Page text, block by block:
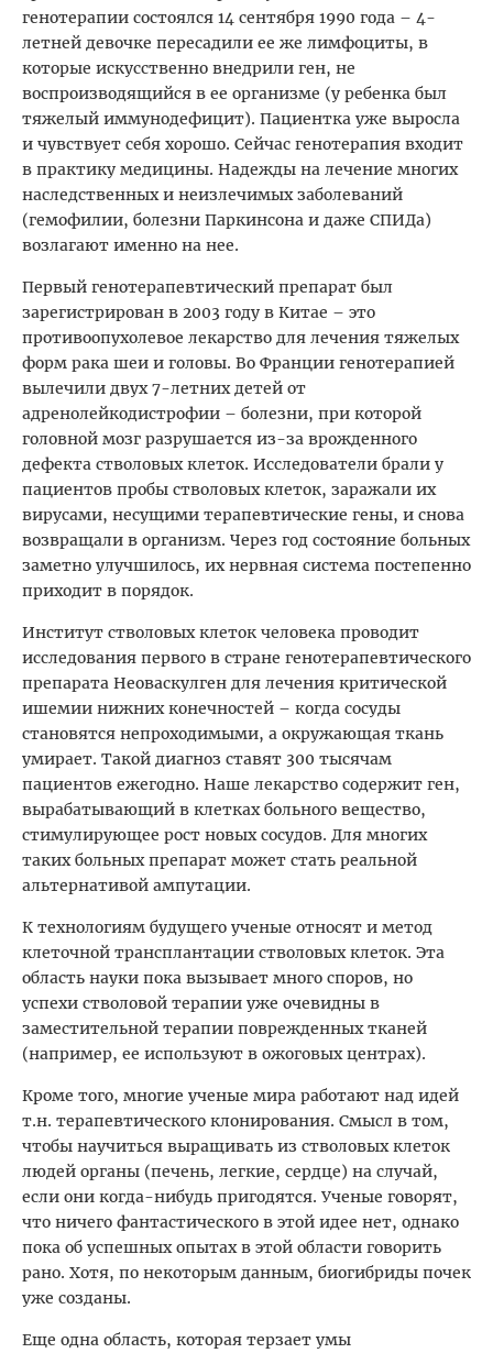
генотерапии состоялся 14 сентября 1990 года – 4-
летней девочке пересадили ее же лимфоциты, в
которые искусственно внедрили ген, не
воспроизводящийся в ее организме (у ребенка был
тяжелый иммунодефицит). Пациентка уже выросла
и чувствует себя хорошо. Сейчас генотерапия входит
в практику медицины. Надежды на лечение многих
наследственных и неизлечимых заболеваний
(гемофилии, болезни Паркинсона и даже СПИДа)
возлагают именно на нее.
Первый генотерапевтический препарат был
зарегистрирован в 2003 году в Китае – это
противоопухолевое лекарство для лечения тяжелых
форм рака шеи и головы. Во Франции генотерапией
вылечили двух 7-летних детей от
адренолейкодистрофии – болезни, при которой
головной мозг разрушается из-за врожденного
дефекта стволовых клеток. Исследователи брали у
пациентов пробы стволовых клеток, заражали их
вирусами, несущими терапевтические гены, и снова
возвращали в организм. Через год состояние больных
заметно улучшилось, их нервная система постепенно
приходит в порядок.
Институт стволовых клеток человека проводит
исследования первого в стране генотерапевтического
препарата Неоваскулген для лечения критической
ишемии нижних конечностей – когда сосуды
становятся непроходимыми, а окружающая ткань
умирает. Такой диагноз ставят 300 тысячам
пациентов ежегодно. Наше лекарство содержит ген,
вырабатывающий в клетках больного вещество,
стимулирующее рост новых сосудов. Для многих
таких больных препарат может стать реальной
альтернативой ампутации.
К технологиям будущего ученые относят и метод
клеточной трансплантации стволовых клеток. Эта
область науки пока вызывает много споров, но
успехи стволовой терапии уже очевидны в
заместительной терапии поврежденных тканей
(например, ее используют в ожоговых центрах).
Кроме того, многие ученые мира работают над идей
т.н. терапевтического клонирования. Смысл в том,
чтобы научиться выращивать из стволовых клеток
людей органы (печень, легкие, сердце) на случай,
если они когда-нибудь пригодятся. Ученые говорят,
что ничего фантастического в этой идее нет, однако
пока об успешных опытах в этой области говорить
рано. Хотя, по некоторым данным, биогибриды почек
уже созданы.
Еще одна область, которая терзает умы